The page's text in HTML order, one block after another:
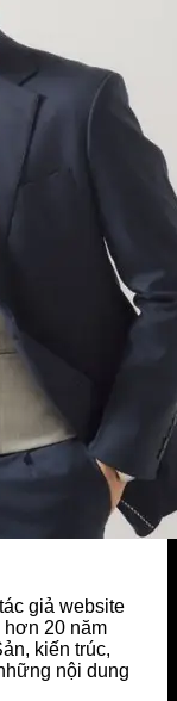
giả website
hơn 20 năm
kiến trúc,
nội dung